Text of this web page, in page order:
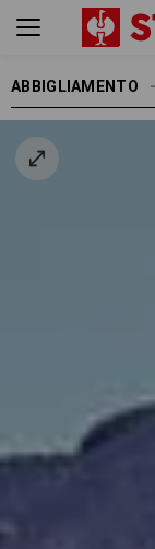
ABBIGLIAMENTO